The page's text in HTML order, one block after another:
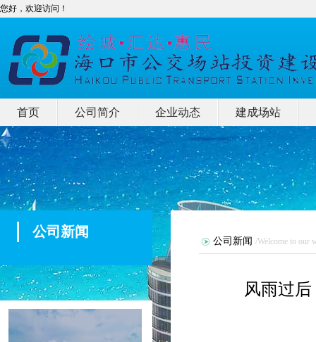
您好，欢迎访问！
首页 公司简介 企业动态 建成场站
公司新闻
公司新闻 /Welcome to our
风雨过